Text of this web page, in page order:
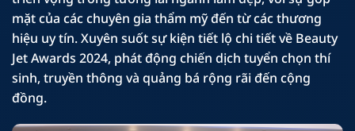
mặt của các chuyên gia thẩm mỹ đến từ các thương
hiệu uy tín. Xuyên suốt sự kiện tiết lộ chi tiết về Beauty
Jet Awards 2024, phát động chiến dịch tuyển chọn thí
sinh, truyền thông và quảng bá rộng rãi đến cộng
đồng.